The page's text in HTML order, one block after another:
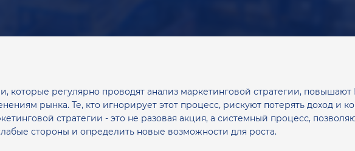
которые регулярно проводят анализ маркетинговой стратегии, повышают
рынка. Те, кто игнорирует этот процесс, рискуют потерять доход и
стратегии - это не разовая акция, а системный процесс,
стороны и определить новые возможности для роста.